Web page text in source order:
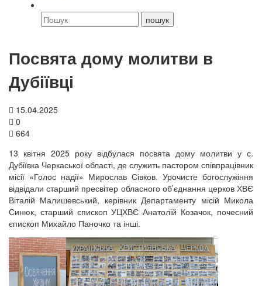
Посвята дому молитви в
Дубіївці
15.04.2025
0
664
13 квітня 2025 року відбулася посвята дому молитви у с.
Дубіївка Черкаської області, де служить пастором співпрацівник
місії «Голос надії» Мирослав Сівков. Урочисте богослужіння
відвідали старший пресвітер обласного об’єднання церков ХВЄ
Віталій Малишевський, керівник Департаменту місій Микола
Синюк, старший єпископ УЦХВЄ Анатолій Козачок, почесний
єпископ Михайло Паночко та інші.